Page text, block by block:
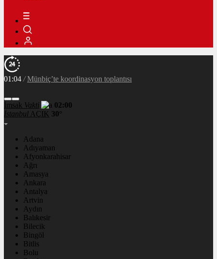
01:04 / Münbiç’te koordinasyon toplantısı
İmsak Vakti
02:00
İstanbul AÇIK 30°
Adana
Adıyaman
Afyonkarahisar
Ağrı
Amasya
Ankara
Antalya
Artvin
Aydın
Balıkesir
Bilecik
Bingöl
Bitlis
Bolu